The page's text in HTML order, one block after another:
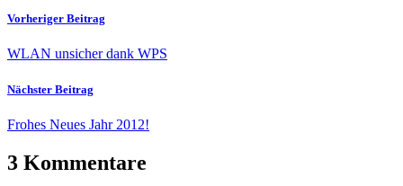
Vorheriger Beitrag
WLAN unsicher dank WPS
Nächster Beitrag
Frohes Neues Jahr 2012!
3 Kommentare